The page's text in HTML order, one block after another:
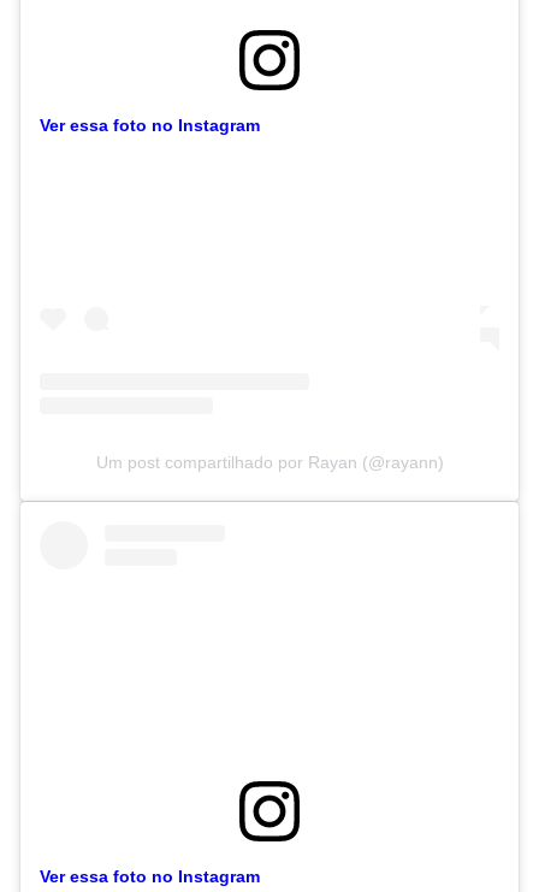
Ver essa foto no Instagram
Um post compartilhado por Rayan (@rayann)
Ver essa foto no Instagram